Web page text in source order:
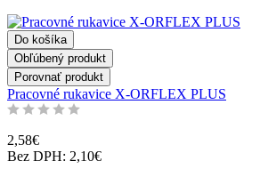
Do košíka
Obľúbený produkt
Porovnať produkt
Pracovné rukavice X-ORFLEX PLUS
2,58€
Bez DPH: 2,10€